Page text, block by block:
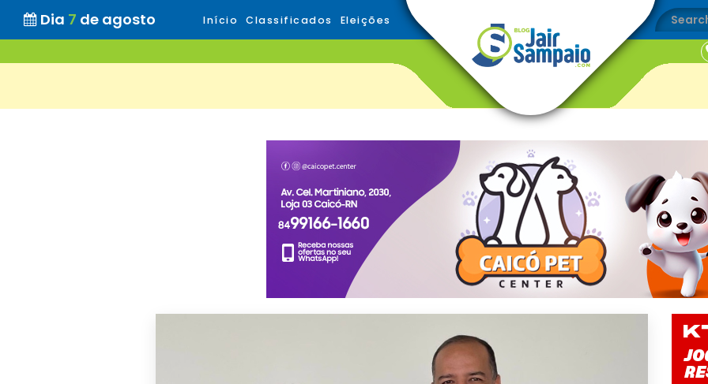
Dia 7 de agosto Início Classificados Eleições